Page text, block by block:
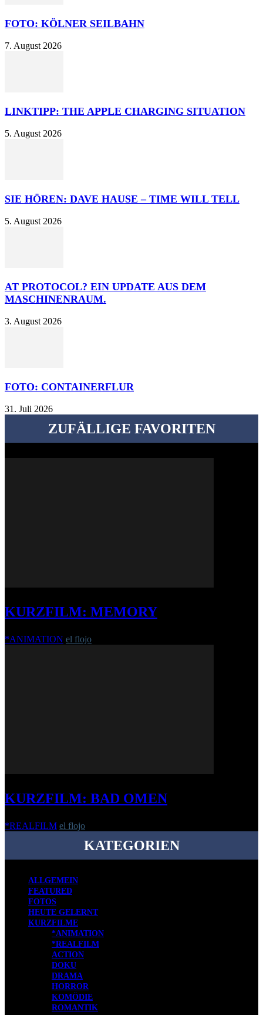
FOTO: KÖLNER SEILBAHN
7. August 2026
LINKTIPP: THE APPLE CHARGING SITUATION
5. August 2026
SIE HÖREN: DAVE HAUSE – TIME WILL TELL
5. August 2026
AT PROTOCOL? EIN UPDATE AUS DEM
MASCHINENRAUM.
3. August 2026
FOTO: CONTAINERFLUR
31. Juli 2026
ZUFÄLLIGE FAVORITEN
KURZFILM: MEMORY
*ANIMATION el flojo
KURZFILM: BAD OMEN
*REALFILM el flojo
KATEGORIEN
ALLGEMEIN
FEATURED
FOTOS
HEUTE GELERNT
KURZFILME
*ANIMATION
*REALFILM
ACTION
DOKU
DRAMA
HORROR
KOMÖDIE
ROMANTIK